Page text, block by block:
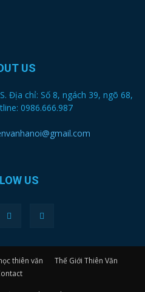
US
Địa chỉ: Số 8, ngách 39, ngõ 68,
0986.666.987
US
thiên văn
Thế Giới Thiên Văn